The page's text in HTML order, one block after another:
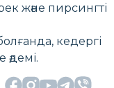
және пирсингті
кедергі
әдемі.